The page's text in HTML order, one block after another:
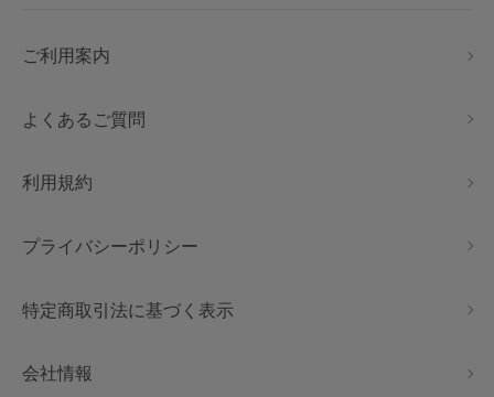
ご利用案内
よくあるご質問
利用規約
プライバシーポリシー
特定商取引法に基づく表示
会社情報